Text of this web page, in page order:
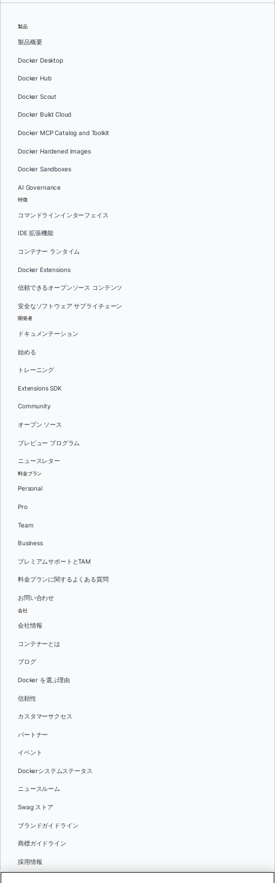
製品
製品概要
Docker Desktop
Docker Hub
Docker Scout
Docker Build Cloud
Docker MCP Catalog and Toolkit
Docker Hardened Images
Docker Sandboxes
AI Governance
特徴
コマンドラインインターフェイス
IDE 拡張機能
コンテナー ランタイム
Docker Extensions
信頼できるオープンソース コンテンツ
安全なソフトウェア サプライチェーン
開発者
ドキュメンテーション
始める
トレーニング
Extensions SDK
Community
オープン ソース
プレビュー プログラム
ニュースレター
料金プラン
Personal
Pro
Team
Business
プレミアムサポートとTAM
料金プランに関するよくある質問
お問い合わせ
会社
会社情報
コンテナーとは
ブログ
Docker を選ぶ理由
信頼性
カスタマーサクセス
パートナー
イベント
Dockerシステムステータス
ニュースルーム
Swag ストア
ブランドガイドライン
商標ガイドライン
採用情報